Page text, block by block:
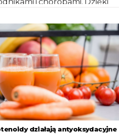
[…]
działają antyoksydacyjne